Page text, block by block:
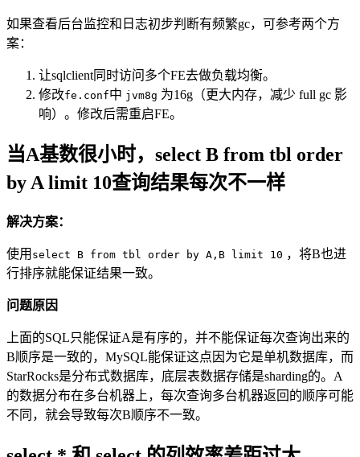
如果查看后台监控和日志初步判断有频繁gc，可参考两个方
案：
让sqlclient同时访问多个FE去做负载均衡。
修改fe.conf中 jvm8g 为16g（更大内存，减少 full gc 影
响）。修改后需重启FE。
当A基数很小时，select B from tbl order
by A limit 10查询结果每次不一样
解决方案：
使用 select B from tbl order by A,B limit 10 ，将B也进
行排序就能保证结果一致。
问题原因
上面的SQL只能保证A是有序的，并不能保证每次查询出来的
B顺序是一致的，MySQL能保证这点因为它是单机数据库，而
StarRocks是分布式数据库，底层表数据存储是sharding的。A
的数据分布在多台机器上，每次查询多台机器返回的顺序可能
不同，就会导致每次B顺序不一致。